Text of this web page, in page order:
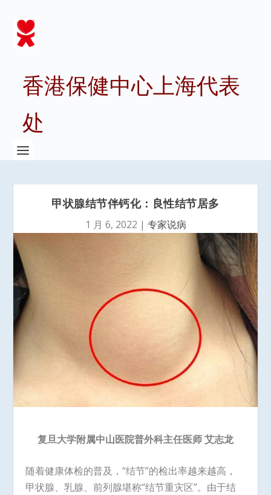
香港保健中心上海代表
处
甲状腺结节伴钙化：良性结节居多
1 月 6, 2022 | 专家说病
复旦大学附属中山医院普外科主任医师 艾志龙
随着健康体检的普及，“结节”的检出率越来越高，
甲状腺、乳腺、前列腺堪称“结节重灾区”。由于结